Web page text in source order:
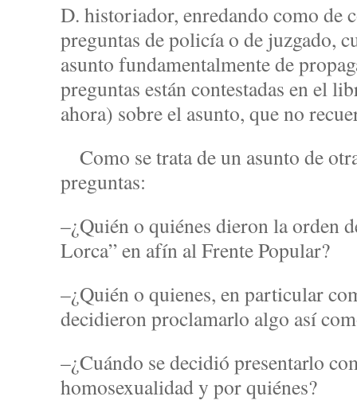
D. historiador, enredando como de
preguntas de policía o de juzgado,
asunto fundamentalmente de
preguntas están contestadas en el
ahora) sobre el asunto, que no
Como se trata de un asunto de
preguntas:
–¿Quién o quiénes dieron la orden
Lorca” en afín al Frente Popular?
–¿Quién o quienes, en particular
decidieron proclamarlo algo así
–¿Cuándo se decidió presentarlo
homosexualidad y por quiénes?